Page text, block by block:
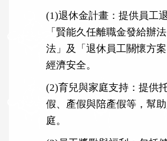
(1)退休金計畫：提供員工
「賢能久任離職金發給辦
法」及「退休員工關懷方
經濟安全。
(2)育兒與家庭支持：提供
假、產假與陪產假等，幫
庭。